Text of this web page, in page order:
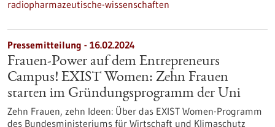
radiopharmazeutische-wissenschaften
Pressemitteilung - 16.02.2024
Frauen-Power auf dem Entrepreneurs
Campus! EXIST Women: Zehn Frauen
starten im Gründungsprogramm der Uni
Zehn Frauen, zehn Ideen: Über das EXIST Women-Programm
des Bundesministeriums für Wirtschaft und Klimaschutz